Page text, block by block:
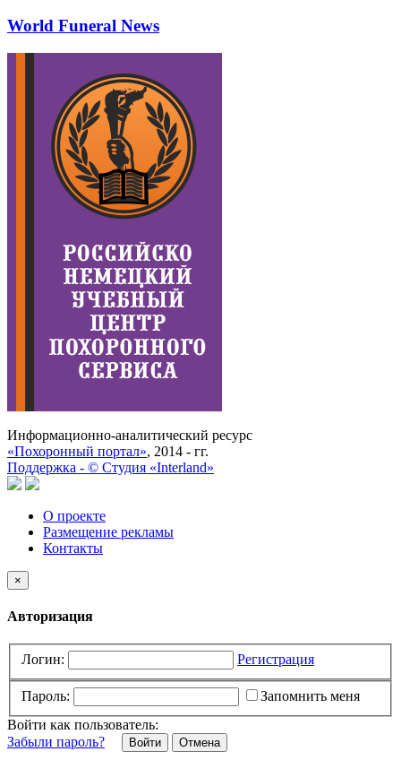
World Funeral News
Информационно-аналитический ресурс
«Похоронный портал», 2014 - гг.
Поддержка - © Cтудия «Interland»
О проекте
Размещение рекламы
Контакты
×
Авторизация
Логин: Регистрация
Пароль:
Запомнить меня
Войти как пользователь:
Забыли пароль?
Отмена